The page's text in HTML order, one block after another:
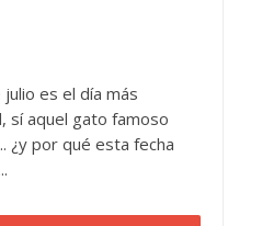
es el día más
sí aquel gato famoso
¿y por qué esta fecha